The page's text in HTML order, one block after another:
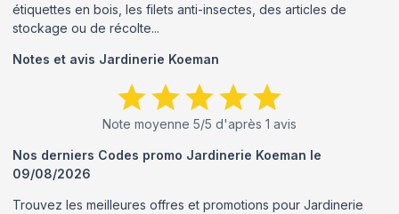
étiquettes en bois, les filets anti-insectes, des articles de
stockage ou de récolte...
Notes et avis Jardinerie Koeman
Note moyenne 5/5 d'après 1 avis
Nos derniers Codes promo Jardinerie Koeman le
09/08/2026
Trouvez les meilleures offres et promotions pour Jardinerie